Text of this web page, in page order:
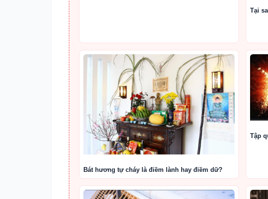
Tại
Bát hương tự cháy là điềm lành hay điềm dữ?
Tập